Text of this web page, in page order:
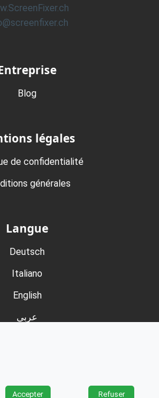
Blog
légales
de confidentialité
générales
Langue
Deutsch
Italiano
English
عربي
Accepter Refuser